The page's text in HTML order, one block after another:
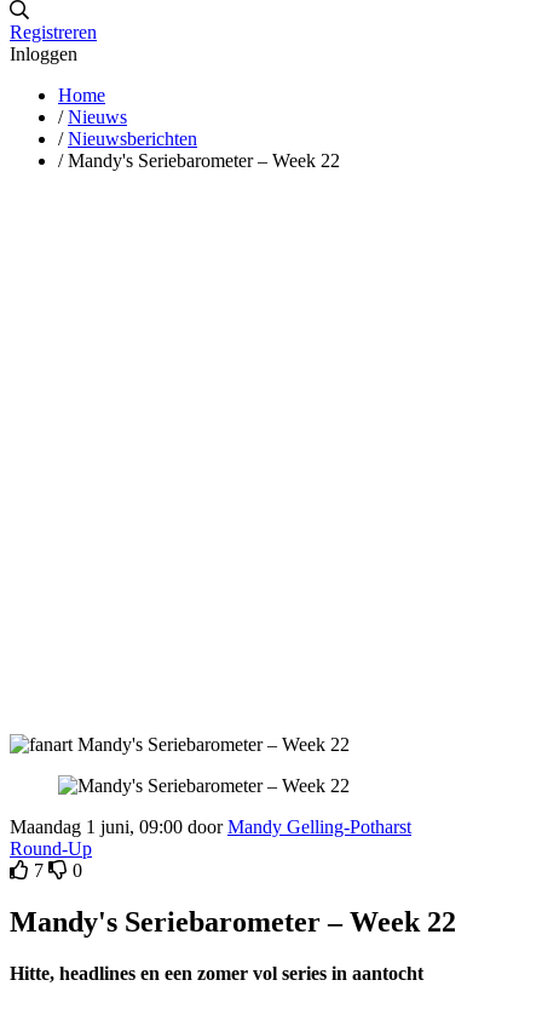
Registreren
Inloggen
Home
/ Nieuws
/ Nieuwsberichten
/ Mandy's Seriebarometer – Week 22
Maandag 1 juni, 09:00 doorMandy Gelling-Potharst
Round-Up
7
0
Mandy's Seriebarometer – Week 22
Hitte, headlines en een zomer vol series in aantocht